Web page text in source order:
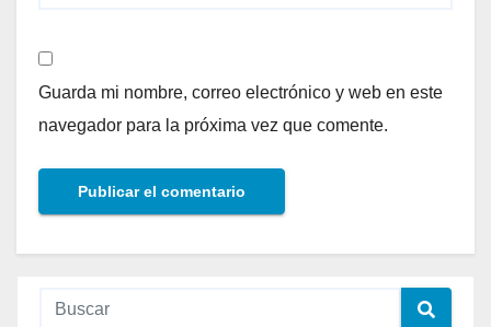
Guarda mi nombre, correo electrónico y web en este
navegador para la próxima vez que comente.